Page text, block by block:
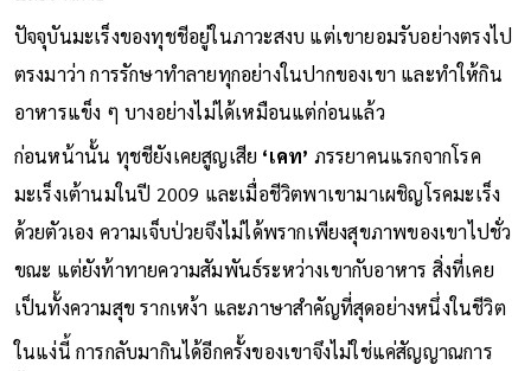
และร่างกาย
ปัจจุบันมะเร็งของทุชชีอยู่ในภาวะสงบ แต่เขายอมรับอย่างตรงไป
ตรงมาว่า การรักษาทำลายทุกอย่างในปากของเขา และทำให้กิน
อาหารแข็ง ๆ บางอย่างไม่ได้เหมือนแต่ก่อนแล้ว
ก่อนหน้านั้น ทุชชียังเคยสูญเสีย‘เคท’ภรรยาคนแรกจากโรค
มะเร็งเต้านมในปี 2009 และเมื่อชีวิตพาเขามาเผชิญโรคมะเร็ง
ด้วยตัวเอง ความเจ็บป่วยจึงไม่ได้พรากเพียงสุขภาพของเขาไปชั่ว
ขณะ แต่ยังท้าทายความสัมพันธ์ระหว่างเขากับอาหาร สิ่งที่เคย
เป็นทั้งความสุข รากเหง้า และภาษาสำคัญที่สุดอย่างหนึ่งในชีวิต